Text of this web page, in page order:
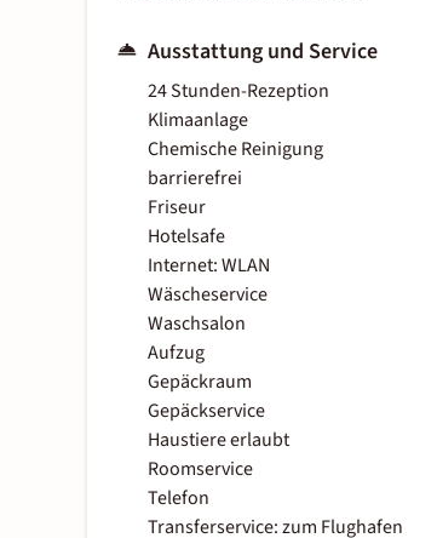
Ausstattung und Service
24 Stunden-Rezeption
Klimaanlage
Chemische Reinigung
barrierefrei
Friseur
Hotelsafe
Internet: WLAN
Wäscheservice
Waschsalon
Aufzug
Gepäckraum
Gepäckservice
Haustiere erlaubt
Roomservice
Telefon
Transferservice: zum Flughafen